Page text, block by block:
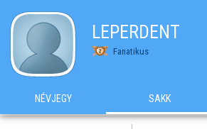
LEPERDENT
Fanatikus
NÉVJEGY SAKK